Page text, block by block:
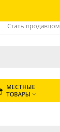
Стать продавцом
МЕСТНЫЕ
ТОВАРЫ 